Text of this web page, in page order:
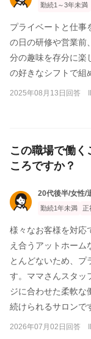
勤続1～3年未満
プライベートと仕事
の日の研修や営業前
分の趣味を存分に楽
の好きなシフトで組
2025年08月13日回答
この職場で働く
ころですか？
20代後半/女性/
勤続1年未満 正
様々なお客様を対応
え合うアットホーム
とんどないため、プ
す。ママさんスタッ
ジに合わせた柔軟な
続けられるサロンで
2026年07月02日回答